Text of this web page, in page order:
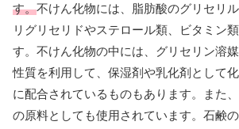
す。不けん化物には、脂肪酸のグリセリ
リグリセリドやステロール類、ビタミン
す。不けん化物の中には、グリセリン溶
性質を利用して、保湿剤や乳化剤として
に配合されているものもあります。また
の原料としても使用されています。石鹸